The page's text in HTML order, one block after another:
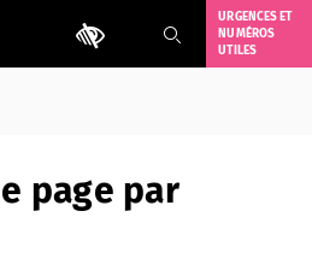
Outils d'accessibilité
URGENCES ET
NUMÉROS
UTILES
page par